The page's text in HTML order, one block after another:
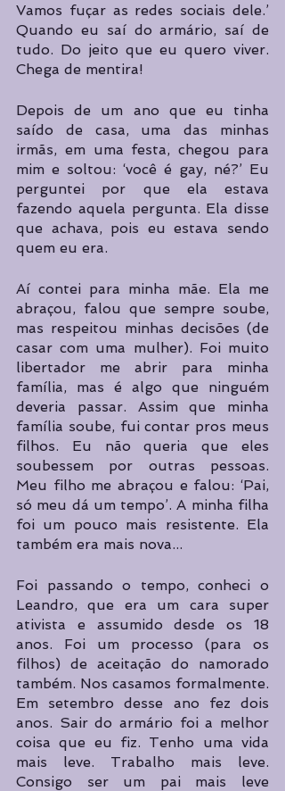
Vamos fuçar as redes sociais dele.’
Quando eu saí do armário, saí de
tudo. Do jeito que eu quero viver.
Chega de mentira!
Depois de um ano que eu tinha
saído de casa, uma das minhas
irmãs, em uma festa, chegou para
mim e soltou: ‘você é gay, né?’ Eu
perguntei por que ela estava
fazendo aquela pergunta. Ela disse
que achava, pois eu estava sendo
quem eu era.
Aí contei para minha mãe. Ela me
abraçou, falou que sempre soube,
mas respeitou minhas decisões (de
casar com uma mulher). Foi muito
libertador me abrir para minha
família, mas é algo que ninguém
deveria passar. Assim que minha
família soube, fui contar pros meus
filhos. Eu não queria que eles
soubessem por outras pessoas.
Meu filho me abraçou e falou: ‘Pai,
só meu dá um tempo’. A minha filha
foi um pouco mais resistente. Ela
também era mais nova...
Foi passando o tempo, conheci o
Leandro, que era um cara super
ativista e assumido desde os 18
anos. Foi um processo (para os
filhos) de aceitação do namorado
também. Nos casamos formalmente.
Em setembro desse ano fez dois
anos. Sair do armário foi a melhor
coisa que eu fiz. Tenho uma vida
mais leve. Trabalho mais leve.
Consigo ser um pai mais leve